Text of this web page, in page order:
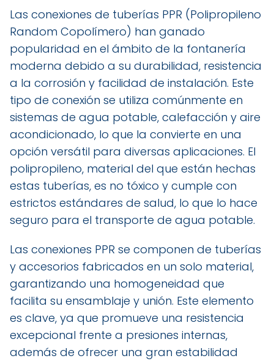
Las conexiones de tuberías PPR (Polipropileno
Random Copolímero) han ganado
popularidad en el ámbito de la fontanería
moderna debido a su durabilidad, resistencia
a la corrosión y facilidad de instalación. Este
tipo de conexión se utiliza comúnmente en
sistemas de agua potable, calefacción y aire
acondicionado, lo que la convierte en una
opción versátil para diversas aplicaciones. El
polipropileno, material del que están hechas
estas tuberías, es no tóxico y cumple con
estrictos estándares de salud, lo que lo hace
seguro para el transporte de agua potable.
Las conexiones PPR se componen de tuberías
y accesorios fabricados en un solo material,
garantizando una homogeneidad que
facilita su ensamblaje y unión. Este elemento
es clave, ya que promueve una resistencia
excepcional frente a presiones internas,
además de ofrecer una gran estabilidad